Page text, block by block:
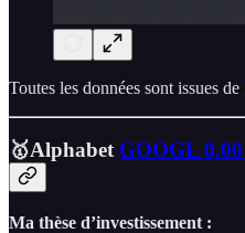
Toutes les données sont issues de
🥇Alphabet GOOGL
Ma thèse d’investissement :